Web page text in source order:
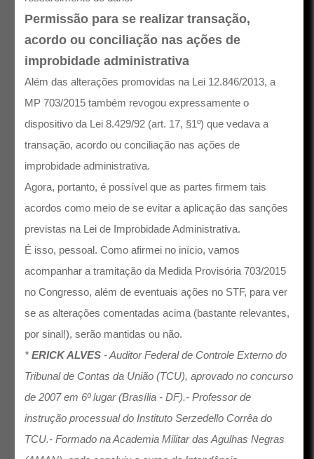
Permissão para se realizar transação,
acordo ou conciliação nas ações de
improbidade administrativa
Além das alterações promovidas na Lei 12.846/2013, a
MP 703/2015 também revogou expressamente o
dispositivo da Lei 8.429/92 (art. 17, §1º) que vedava a
transação, acordo ou conciliação nas ações de
improbidade administrativa.
Agora, portanto, é possível que as partes firmem tais
acordos como meio de se evitar a aplicação das sanções
previstas na Lei de Improbidade Administrativa.
É isso, pessoal. Como afirmei no início, vamos
acompanhar a tramitação da Medida Provisória 703/2015
no Congresso, além de eventuais ações no STF, para ver
se as alterações comentadas acima (bastante relevantes,
por sinal!), serão mantidas ou não.
*ERICK ALVES - Auditor Federal de Controle Externo do
Tribunal de Contas da União (TCU), aprovado no concurso
de 2007 em 6º lugar (Brasília - DF).- Professor de
instrução processual do Instituto Serzedello Corrêa do
TCU.- Formado na Academia Militar das Agulhas Negras